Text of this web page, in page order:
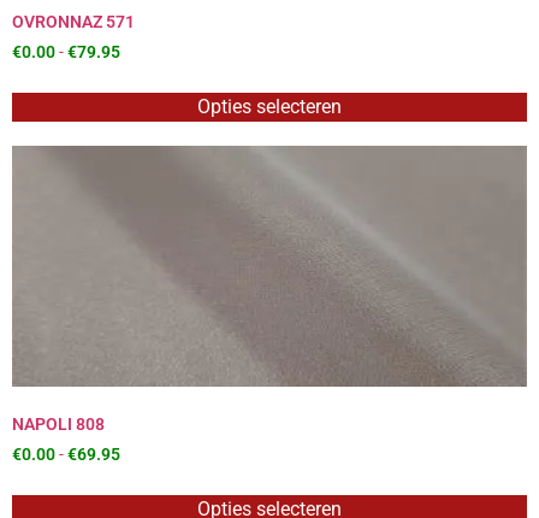
OVRONNAZ 571
€0.00-€79.95
Opties selecteren
NAPOLI 808
€0.00-€69.95
Opties selecteren